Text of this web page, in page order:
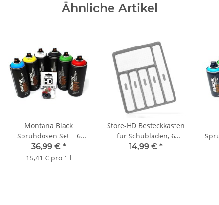
Ähnliche Artikel
Montana Black
Sprühdosen Set – 6
Dosen Grundfarben
Schwarz Weiß Blau Grün
36,99 € *
15,41 € pro 1 l
Store-HD Besteckkasten
für Schubladen, 6
Fächer Besteckeinsatz,
14,99 € *